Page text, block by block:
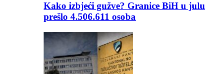
Kako izbjeći gužve? Granice BiH u julu
prešlo 4.506.611 osoba